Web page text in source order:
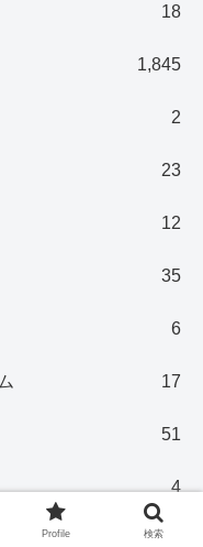
18
1,845
2
23
12
35
6
17
51
4
を隠す 28
Profile 検索